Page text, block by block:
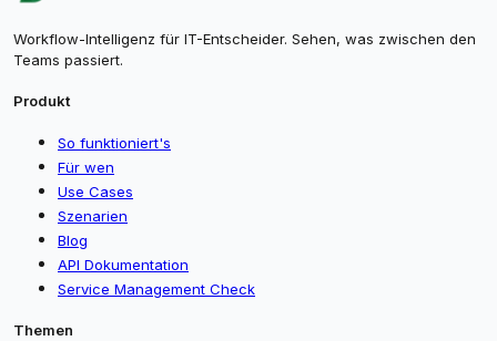
Workflow-Intelligenz für IT-Entscheider. Sehen, was zwischen den
Teams passiert.
Produkt
So funktioniert's
Für wen
Use Cases
Szenarien
Blog
API Dokumentation
Service Management Check
Themen